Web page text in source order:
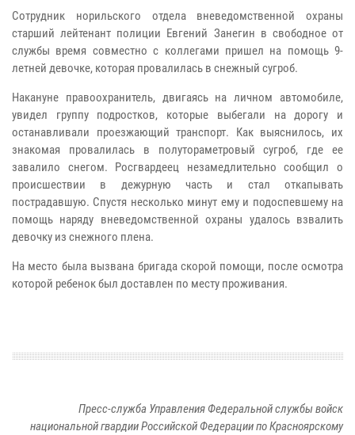
Сотрудник норильского отдела вневедомственной охраны
старший лейтенант полиции Евгений Занегин в свободное от
службы время совместно с коллегами пришел на помощь 9-
летней девочке, которая провалилась в снежный сугроб.
Накануне правоохранитель, двигаясь на личном автомобиле,
увидел группу подростков, которые выбегали на дорогу и
останавливали проезжающий транспорт. Как выяснилось, их
знакомая провалилась в полутораметровый сугроб, где ее
завалило снегом. Росгвардеец незамедлительно сообщил о
происшествии в дежурную часть и стал откапывать
пострадавшую. Спустя несколько минут ему и подоспевшему на
помощь наряду вневедомственной охраны удалось взвалить
девочку из снежного плена.
На место была вызвана бригада скорой помощи, после осмотра
которой ребенок был доставлен по месту проживания.
Пресс-служба Управления Федеральной службы войск
национальной гвардии Российской Федерации по Красноярскому